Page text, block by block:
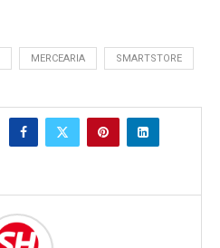
MERCEARIA SMARTSTORE